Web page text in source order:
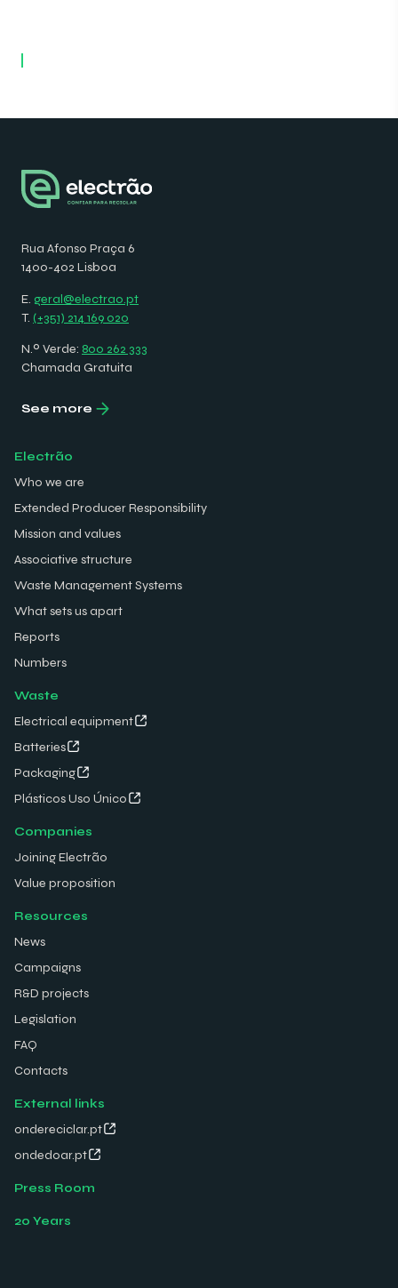
Rua Afonso Praça 6
1400-402 Lisboa
E. geral@electrao.pt
T. (+351) 214 169 020
N.º Verde: 800 262 333
Chamada Gratuita
See more
Electrão
Who we are
Extended Producer Responsibility
Mission and values
Associative structure
Waste Management Systems
What sets us apart
Reports
Numbers
Waste
Electrical equipment
Batteries
Packaging
Plásticos Uso Único
Companies
Joining Electrão
Value proposition
Resources
News
Campaigns
R&D projects
Legislation
FAQ
Contacts
External links
ondereciclar.pt
ondedoar.pt
Press Room
20 Years